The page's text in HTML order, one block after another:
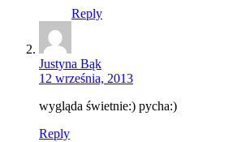
Reply
Justyna Bąk
12 września, 2013
wygląda świetnie:) pycha:)
Reply